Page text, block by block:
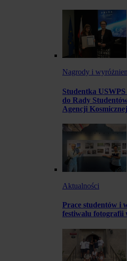
Nagrody i
Studentka
do Rady
Agencji Kosmicznej
Aktualności
Prace studentów i
festiwalu fotografii